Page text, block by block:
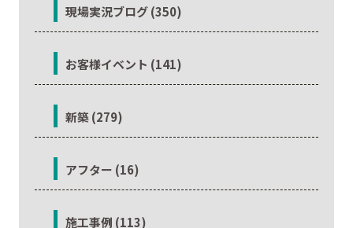
現場実況ブログ (350)
お客様イベント (141)
新築 (279)
アフター (16)
施工事例 (113)